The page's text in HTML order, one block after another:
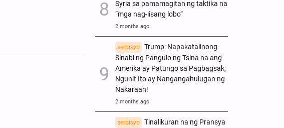
Syria sa pamamagitan ng taktika na
“mga nag-iisang lobo”
2 months ago
serbisyo
Trump: Napakatalinong
Sinabi ng Pangulo ng Tsina na ang
Amerika ay Patungo sa Pagbagsak;
Ngunit Ito ay Nangangahulugan ng
Nakaraan!
2 months ago
serbisyo
Tinalikuran na ng Pransya